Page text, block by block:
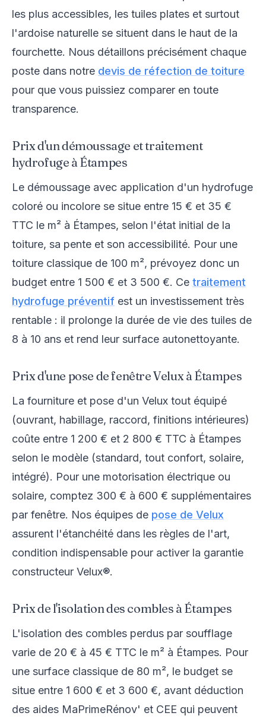
les plus accessibles, les tuiles plates et surtout
l'ardoise naturelle se situent dans le haut de la
fourchette. Nous détaillons précisément chaque
poste dans notre devis de réfection de toiture
pour que vous puissiez comparer en toute
transparence.
Prix d'un démoussage et traitement
hydrofuge à Étampes
Le démoussage avec application d'un hydrofuge
coloré ou incolore se situe entre 15 € et 35 €
TTC le m² à Étampes, selon l'état initial de la
toiture, sa pente et son accessibilité. Pour une
toiture classique de 100 m², prévoyez donc un
budget entre 1 500 € et 3 500 €. Ce traitement
hydrofuge préventif est un investissement très
rentable : il prolonge la durée de vie des tuiles de
8 à 10 ans et rend leur surface autonettoyante.
Prix d'une pose de fenêtre Velux à Étampes
La fourniture et pose d'un Velux tout équipé
(ouvrant, habillage, raccord, finitions intérieures)
coûte entre 1 200 € et 2 800 € TTC à Étampes
selon le modèle (standard, tout confort, solaire,
intégré). Pour une motorisation électrique ou
solaire, comptez 300 € à 600 € supplémentaires
par fenêtre. Nos équipes de pose de Velux
assurent l'étanchéité dans les règles de l'art,
condition indispensable pour activer la garantie
constructeur Velux®.
Prix de l'isolation des combles à Étampes
L'isolation des combles perdus par soufflage
varie de 20 € à 45 € TTC le m² à Étampes. Pour
une surface classique de 80 m², le budget se
situe entre 1 600 € et 3 600 €, avant déduction
des aides MaPrimeRénov' et CEE qui peuvent